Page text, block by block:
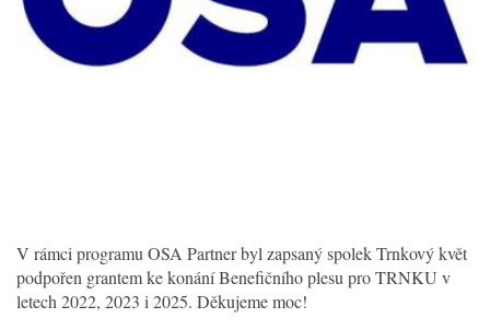
V rámci programu OSA Partner byl zapsaný spolek Trnkový květ
podpořen grantem ke konání Benefičního plesu pro TRNKU v
letech 2022, 2023 i 2025. Děkujeme moc!